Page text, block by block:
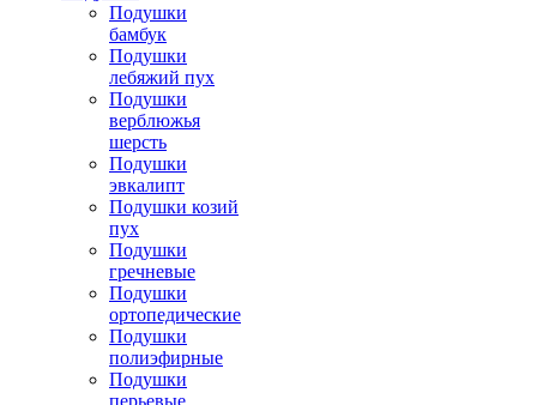
Подушки
бамбук
Подушки
лебяжий пух
Подушки
верблюжья
шерсть
Подушки
эвкалипт
Подушки козий
пух
Подушки
гречневые
Подушки
ортопедические
Подушки
полиэфирные
Подушки
перьевые